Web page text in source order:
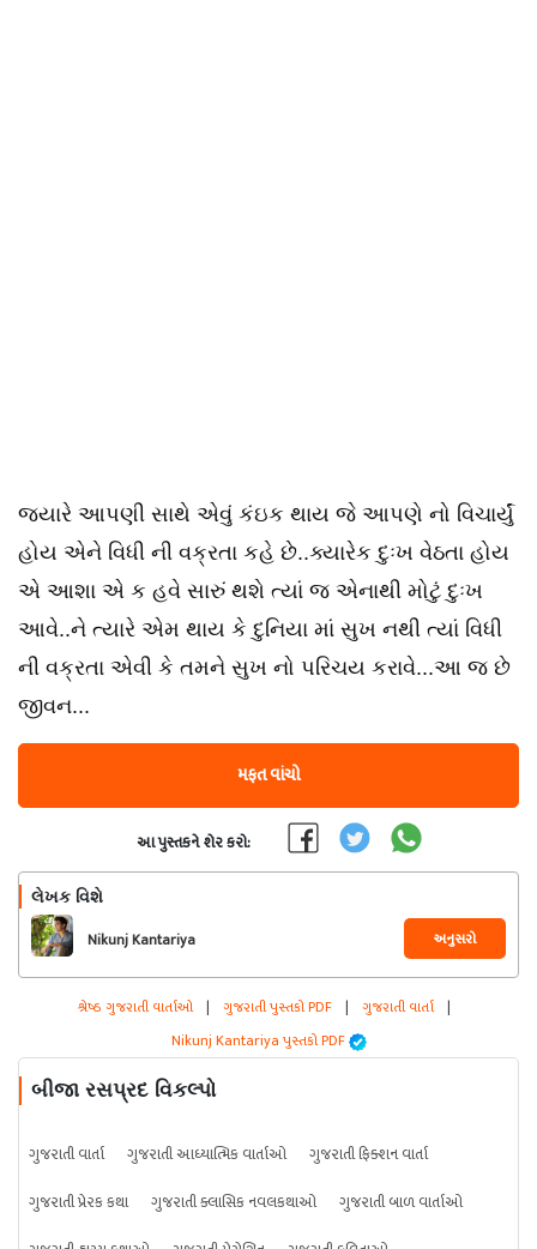
જ્યારે આપણી સાથે એવું કંઇક થાય જે આપણે નો વિચાર્યું
હોય એને વિધી ની વક્રતા કહે છે..ક્યારેક દુઃખ વેઠતા હોય
એ આશા એ ક હવે સારું થશે ત્યાં જ એનાથી મોટું દુઃખ
આવે..ને ત્યારે એમ થાય કે દુનિયા માં સુખ નથી ત્યાં વિધી
ની વક્રતા એવી કે તમને સુખ નો પરિચય કરાવે...આ જ છે
જીવન...
મફત વાંચો
આ પુસ્તકને શેર કરો:
લેખક વિશે
Nikunj Kantariya અનુસરો
શ્રેષ્ઠ ગુજરાતી વાર્તાઓ | ગુજરાતી પુસ્તકો PDF | ગુજરાતી વાર્તા |
Nikunj Kantariya પુસ્તકો PDF
બીજા રસપ્રદ વિકલ્પો
ગુજરાતી વાર્તા ગુજરાતી આધ્યાત્મિક વાર્તાઓ
ગુજરાતી ફિક્શન વાર્તા
ગુજરાતી પ્રેરક કથા
ગુજરાતી ક્લાસિક નવલકથાઓ
ગુજરાતી બાળ વાર્તાઓ